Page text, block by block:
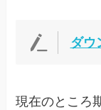
ダウ
現在のところ